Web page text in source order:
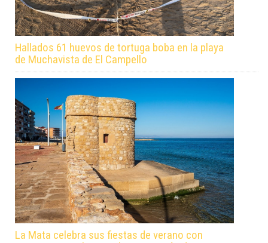
Hallados 61 huevos de tortuga boba en la playa
de Muchavista de El Campello
La Mata celebra sus fiestas de verano con